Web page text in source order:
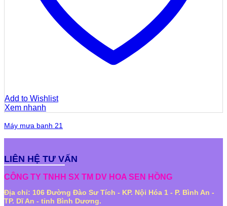
Add to Wishlist
Xem nhanh
Máy mưa banh 21
LIÊN HỆ TƯ VẤN
CÔNG TY TNHH SX TM DV HOA SEN HỒNG
Địa chỉ: 106 Đường Đào Sư Tích - KP. Nội Hóa 1 - P. Bình An -
TP. Dĩ An - tỉnh Bình Dương.